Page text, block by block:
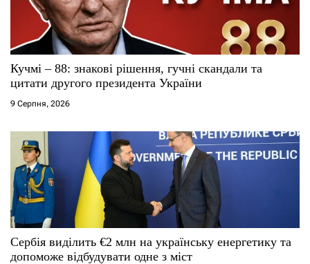
Кучмі – 88: знакові рішення, гучні скандали та
цитати другого президента України
9 Серпня, 2026
Сербія виділить €2 млн на українську енергетику та
допоможе відбудувати одне з міст